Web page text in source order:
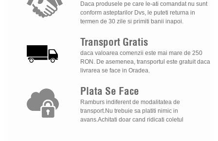
Daca produsele pe care le-ati comandat nu sunt
conform asteptarilor Dvs, le puteti returna in
termen de 30 zile si primiti banii inapoi.
Transport Gratis
daca valoarea comenzii este mai mare de 250
RON. De asemenea, transportul este gratuit daca
livrarea se face in Oradea.
Plata Se Face
Ramburs indiferent de modalitatea de
transport.Nu trebuie sa platiti nimic in
avans.Achitati doar cand ridicati coletul